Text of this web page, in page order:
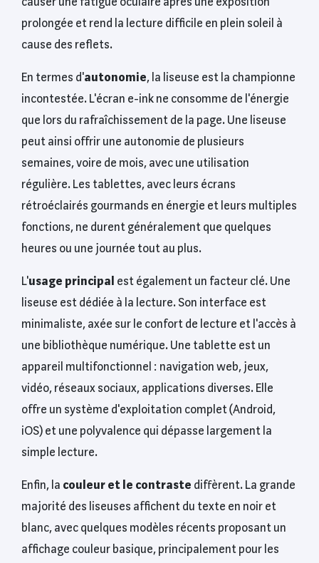
prolongée et rend la lecture difficile en plein soleil à
cause des reflets.
En termes d'autonomie, la liseuse est la championne
incontestée. L'écran e-ink ne consomme de l'énergie
que lors du rafraîchissement de la page. Une liseuse
peut ainsi offrir une autonomie de plusieurs
semaines, voire de mois, avec une utilisation
régulière. Les tablettes, avec leurs écrans
rétroéclairés gourmands en énergie et leurs multiples
fonctions, ne durent généralement que quelques
heures ou une journée tout au plus.
L'usage principal est également un facteur clé. Une
liseuse est dédiée à la lecture. Son interface est
minimaliste, axée sur le confort de lecture et l'accès à
une bibliothèque numérique. Une tablette est un
appareil multifonctionnel : navigation web, jeux,
vidéo, réseaux sociaux, applications diverses. Elle
offre un système d'exploitation complet (Android,
iOS) et une polyvalence qui dépasse largement la
simple lecture.
Enfin, la couleur et le contraste diffèrent. La grande
majorité des liseuses affichent du texte en noir et
blanc, avec quelques modèles récents proposant un
affichage couleur basique, principalement pour les